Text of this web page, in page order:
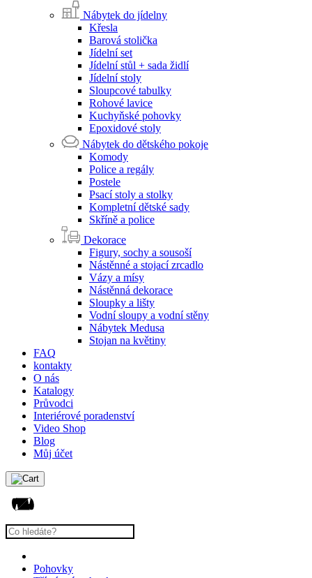
Nábytek do jídelny
Křesla
Barová stolička
Jídelní set
Jídelní stůl + sada židlí
Jídelní stoly
Sloupcové tabulky
Rohové lavice
Kuchyňské pohovky
Epoxidové stoly
Nábytek do dětského pokoje
Komody
Police a regály
Postele
Psací stoly a stolky
Kompletní dětské sady
Skříně a police
Dekorace
Figury, sochy a sousoší
Nástěnné a stojací zrcadlo
Vázy a mísy
Nástěnná dekorace
Sloupky a lišty
Vodní sloupy a vodní stěny
Nábytek Medusa
Stojan na květiny
FAQ
kontakty
O nás
Katalogy
Průvodci
Interiérové poradenství
Video Shop
Blog
Můj účet
Pohovky